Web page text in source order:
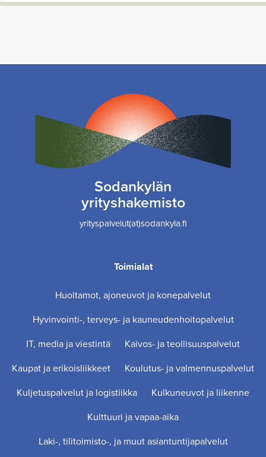
Sodankylän
yrityshakemisto
yrityspalvelut(at)sodankyla.fi
Toimialat
Huoltamot, ajoneuvot ja konepalvelut
Hyvinvointi-, terveys- ja kauneudenhoitopalvelut
IT, media ja viestintä
Kaivos- ja teollisuuspalvelut
Kaupat ja erikoisliikkeet
Koulutus- ja valmennuspalvelut
Kuljetuspalvelut ja logistiikka
Kulkuneuvot ja liikenne
Kulttuuri ja vapaa-aika
Laki-, tilitoimisto-, ja muut asiantuntijapalvelut